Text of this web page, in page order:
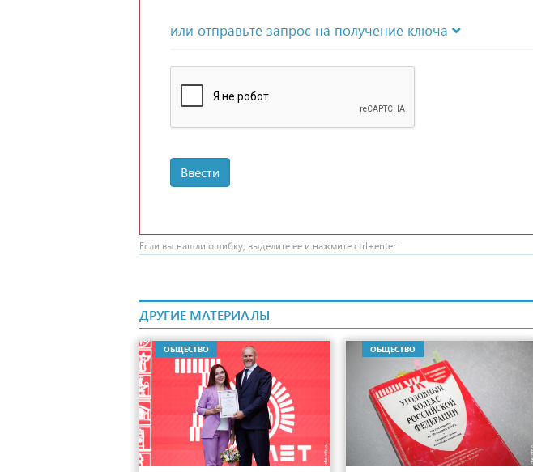
или отправьте запрос на получение ключа
Ввести
Если вы нашли ошибку, выделите ее и нажмите ctrl+enter
ДРУГИЕ МАТЕРИАЛЫ
ОБЩЕСТВО ОБЩЕСТВО